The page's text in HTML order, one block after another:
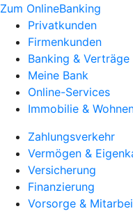
Zum OnlineBanking
Privatkunden
Firmenkunden
Banking & Verträge
Meine Bank
Online-Services
Immobilie &
Zahlungsverkehr
Vermögen &
Versicherung
Finanzierung
Vorsorge &